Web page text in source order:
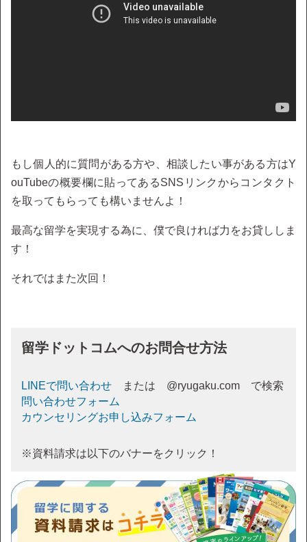
もし個人的に質問がある方や、相談したい事がある方はY
ouTubeの概要欄に貼ってあるSNSリンクからコンタクト
を取ってもらっても構いませんよ！
最高な留学を実現する為に、僕で良ければ力をお貸ししま
す！
それではまた次回！
留学ドットコムへのお問合せ方法
LINEで問い合わせ または @ryugaku.com で検索
問い合わせフォーム
カウンセリングお申し込みフォーム
※資料請求は以下のバナーをクリック！